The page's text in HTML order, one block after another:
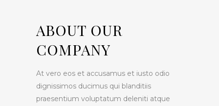
ABOUT OUR
COMPANY
At vero eos et accusamus et iusto odio
dignissimos ducimus qui blanditiis
praesentium voluptatum deleniti atque